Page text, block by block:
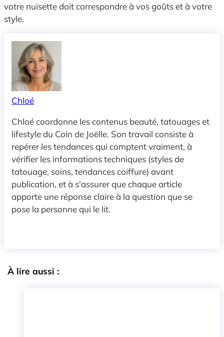
votre nuisette doit correspondre à vos goûts et à votre
style.
Chloé
Chloé coordonne les contenus beauté, tatouages et
lifestyle du Coin de Joëlle. Son travail consiste à
repérer les tendances qui comptent vraiment, à
vérifier les informations techniques (styles de
tatouage, soins, tendances coiffure) avant
publication, et à s'assurer que chaque article
apporte une réponse claire à la question que se
pose la personne qui le lit.
À lire aussi :